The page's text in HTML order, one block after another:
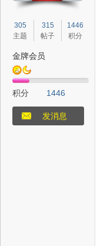
305
主题
315
帖子
1446
积分
金牌会员
积分 1446
发消息